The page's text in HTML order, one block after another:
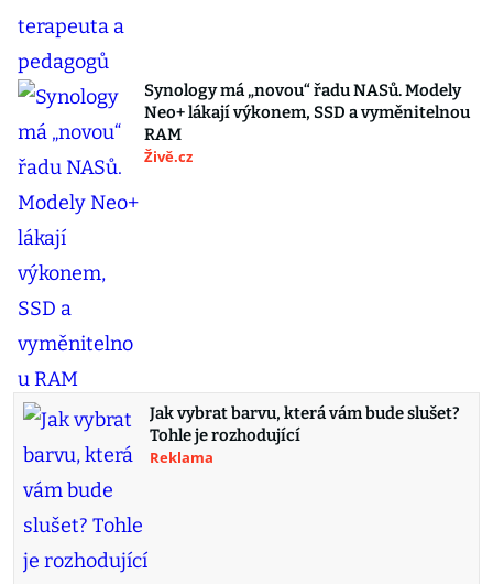
Synology má „novou“ řadu NASů. Modely
Neo+ lákají výkonem, SSD a vyměnitelnou
RAM
Živě.cz
Jak vybrat barvu, která vám bude slušet?
Tohle je rozhodující
Reklama